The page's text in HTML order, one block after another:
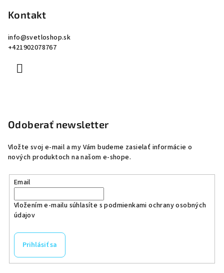
Kontakt
info@svetloshop.sk
+421902078767
Odoberať newsletter
Vložte svoj e-mail a my Vám budeme zasielať informácie o
nových produktoch na našom e-shope.
Email
Vložením e-mailu súhlasíte spodmienkami ochrany osobných
údajov
Prihlásiť sa